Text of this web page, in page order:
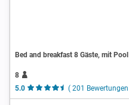
Bed and breakfast 8 Gäste, mit Pool
8
5.0
( 201